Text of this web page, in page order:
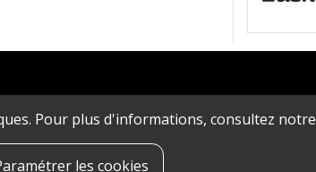
Pour plus d'informations, consultez notre
les cookies